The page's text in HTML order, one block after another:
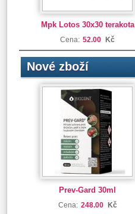
Mpk Lotos 30x30 terakota
Cena: 52.00 Kč
Nové zboží
Prev-Gard 30ml
Cena: 248.00 Kč